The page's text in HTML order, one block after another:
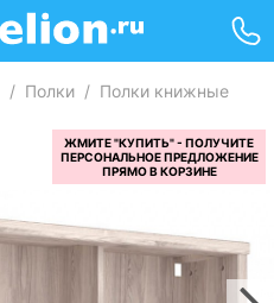
/ Полки / Полки книжные